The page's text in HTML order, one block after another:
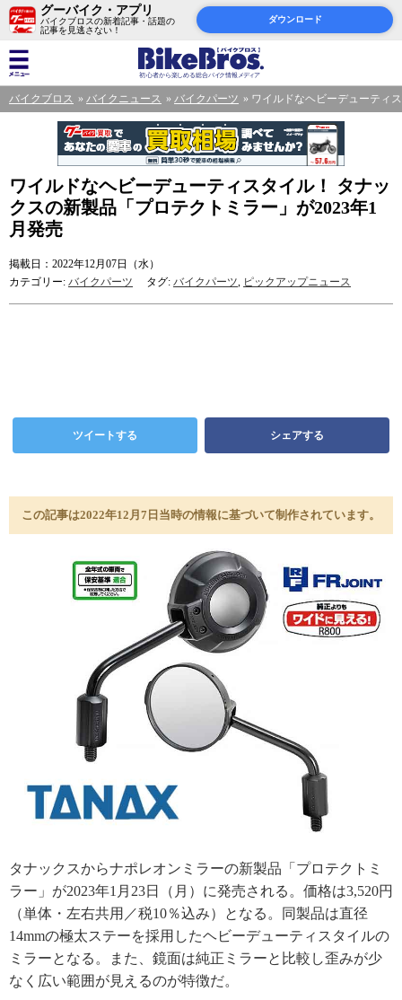
グーバイク・アプリ
バイクブロスの新着記事・話題の
記事を見逃さない！
ダウンロード
バイクブロス バイクニュース バイクパーツ ワイルドなヘビーデューティ
ワイルドなヘビーデューティスタイル！ タナッ
クスの新製品「プロテクトミラー」が2023年1
月発売
掲載日：2022年12月07日（水）
カテゴリー: バイクパーツ タグ: バイクパーツ, ピックアップニュース
ツイートする シェアする
この記事は2022年12月7日当時の情報に基づいて制作されています。
タナックスからナポレオンミラーの新製品「プロテクトミ
ラー」が2023年1月23日（月）に発売される。価格は3,520円
（単体・左右共用／税10％込み）となる。同製品は直径
14mmの極太ステーを採用したヘビーデューティスタイルの
ミラーとなる。また、鏡面は純正ミラーと比較し歪みが少
なく広い範囲が見えるのが特徴だ。